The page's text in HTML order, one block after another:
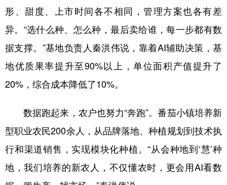
形、甜度、上市时间各不相同，管理方案也各有差
异。“选什么种、怎么种，最后卖给谁，每一步都有数
据支撑。”基地负责人秦洪伟说，靠着AI辅助决策，基
地优质果率提升至90%以上，单位面积产值提升了
20%，综合成本降低了10%。
数据跑起来，农户也努力“奔跑”。番茄小镇培养新
型职业农民200余人，从品牌落地、种植规划到技术执
行和渠道销售，实现模块化种植。“从会种地到‘慧’种
地，我们培养的新农人，不仅懂农时，更会用AI看数